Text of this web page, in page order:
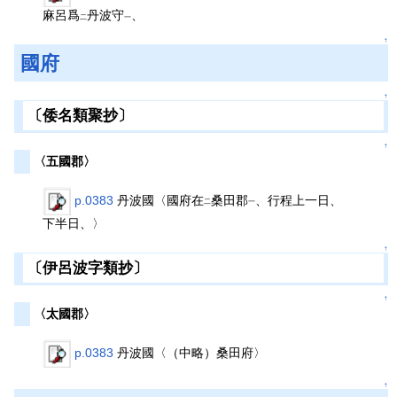
麻呂爲二丹波守一
↑
國府
↑
〔倭名類聚抄〕
↑
〈五國郡〉
p.0383 丹波國〈國府在二桑田郡一
、行程上一日、
下半日、〉
↑
〔伊呂波字類抄〕
↑
〈太國郡〉
p.0383 丹波國〈（中略）桑田府〉
↑